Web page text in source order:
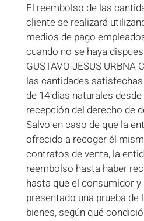
El reembolso de las
cliente se realizará
medios de pago
cuando no se haya
GUSTAVO JESUS URBNA
las cantidades
de 14 días naturales
recepción del derecho de
Salvo en caso de que la
ofrecido a recoger él
contratos de venta, la
reembolso hasta haber
hasta que el consumidor y
presentado una prueba de
bienes, según qué